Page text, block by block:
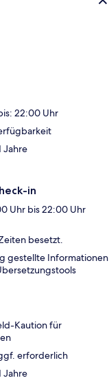
22:00 Uhr
Jahre
in
Uhr bis 22:00 Uhr
besetzt.
gestellte Informationen
Kaution für
erforderlich
Jahre